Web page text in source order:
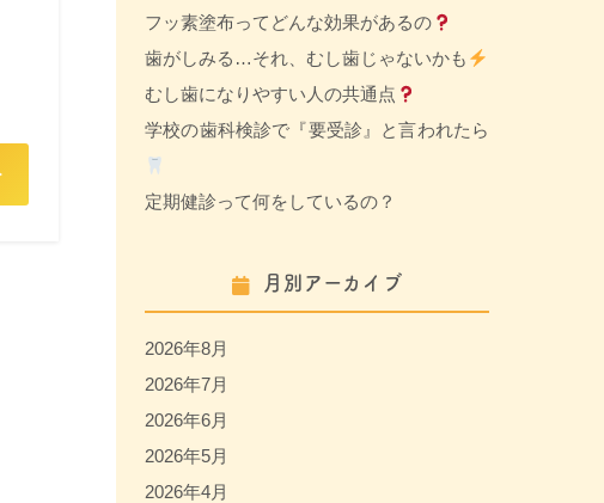
フッ素塗布ってどんな効果があるの
歯がしみる…それ、むし歯じゃないかも
むし歯になりやすい人の共通点
学校の歯科検診で『要受診』と言われたら
定期健診って何をしているの？
月別アーカイブ
2026年8月
2026年7月
2026年6月
2026年5月
2026年4月